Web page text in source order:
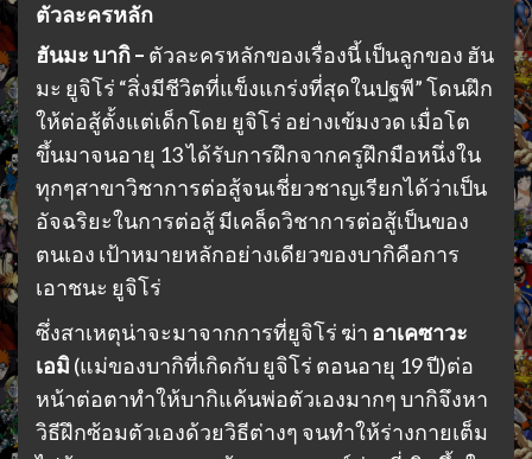
ตัวละครหลัก
ฮันมะ บากิ – ตัวละครหลักของเรื่องนี้ เป็นลูกของ ฮัน
มะ ยูจิโร่ “สิ่งมีชีวิตที่แข็งแกร่งที่สุดในปฐพี” โดนฝึก
ให้ต่อสู้ตั้งแต่เด็กโดย ยูจิโร่ อย่างเข้มงวด เมื่อโต
ขึ้นมาจนอายุ 13 ได้รับการฝึกจากครูฝึกมือหนึ่งใน
ทุกๆสาขาวิชาการต่อสู้จนเชี่ยวชาญเรียกได้ว่าเป็น
อัจฉริยะในการต่อสู้ มีเคล็ดวิชาการต่อสู้เป็นของ
ตนเอง เป้าหมายหลักอย่างเดียวของบากิคือการ
เอาชนะ ยูจิโร่
ซึ่งสาเหตุน่าจะมาจากการที่ยูจิโร่ ฆ่า อาเคซาวะ
เอมิ (แม่ของบากิที่เกิดกับ ยูจิโร่ ตอนอายุ 19 ปี)ต่อ
หน้าต่อตาทำให้บากิแค้นพ่อตัวเองมากๆ บากิจึงหา
วิธีฝึกซ้อมตัวเองด้วยวิธีต่างๆ จนทำให้ร่างกายเต็ม